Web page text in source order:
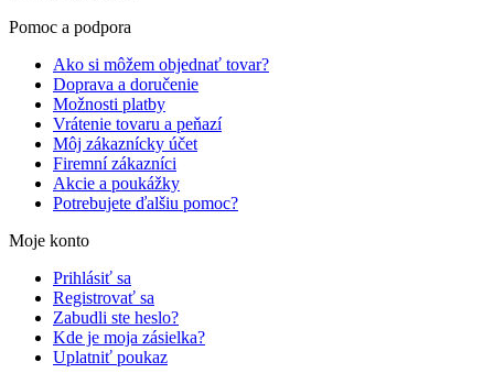
Pomoc a podpora
Ako si môžem objednať tovar?
Doprava a doručenie
Možnosti platby
Vrátenie tovaru a peňazí
Môj zákaznícky účet
Firemní zákazníci
Akcie a poukážky
Potrebujete ďalšiu pomoc?
Moje konto
Prihlásiť sa
Registrovať sa
Zabudli ste heslo?
Kde je moja zásielka?
Uplatniť poukaz